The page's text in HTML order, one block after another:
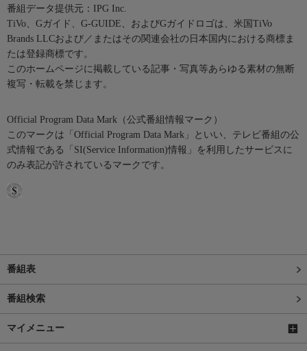
番組データ提供元：IPG Inc.
TiVo、Gガイド、G-GUIDE、およびGガイドロゴは、米国TiVo
Brands LLCおよび／またはその関連会社の日本国内における商標ま
たは登録商標です。
このホームページに掲載している記事・写真等あらゆる素材の無断
複写・転載を禁じます。
Official Program Data Mark（公式番組情報マーク）
このマークは「Official Program Data Mark」といい、テレビ番組の公
式情報である「SI(Service Information)情報」を利用したサービスに
のみ表記が許されているマークです。
番組表
番組検索
マイメニュー